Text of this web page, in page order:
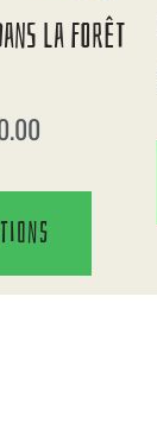
La Forêt